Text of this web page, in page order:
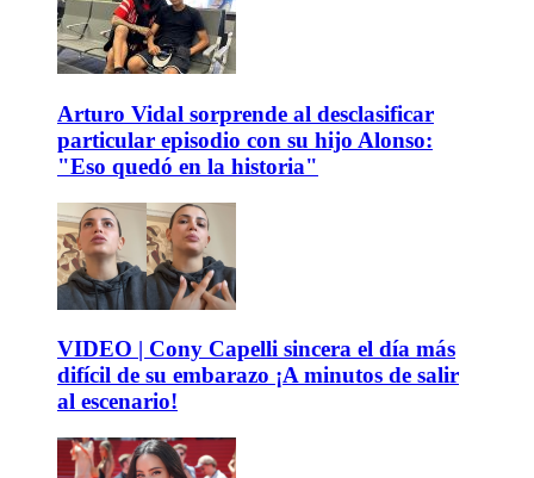
Arturo Vidal sorprende al desclasificar
particular episodio con su hijo Alonso:
"Eso quedó en la historia"
VIDEO | Cony Capelli sincera el día más
difícil de su embarazo ¡A minutos de salir
al escenario!